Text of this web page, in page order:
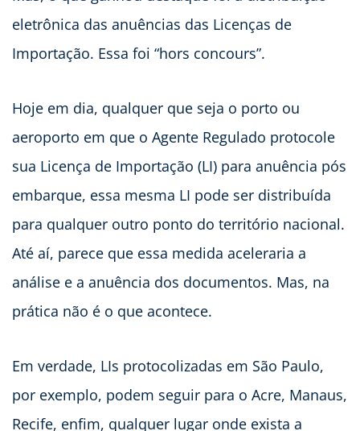
eletrônica das anuências das Licenças de
Importação. Essa foi “hors concours”.
Hoje em dia, qualquer que seja o porto ou
aeroporto em que o Agente Regulado protocole
sua Licença de Importação (LI) para anuência pós
embarque, essa mesma LI pode ser distribuída
para qualquer outro ponto do território nacional.
Até aí, parece que essa medida aceleraria a
análise e a anuência dos documentos. Mas, na
prática não é o que acontece.
Em verdade, LIs protocolizadas em São Paulo,
por exemplo, podem seguir para o Acre, Manaus,
Recife, enfim, qualquer lugar onde exista a